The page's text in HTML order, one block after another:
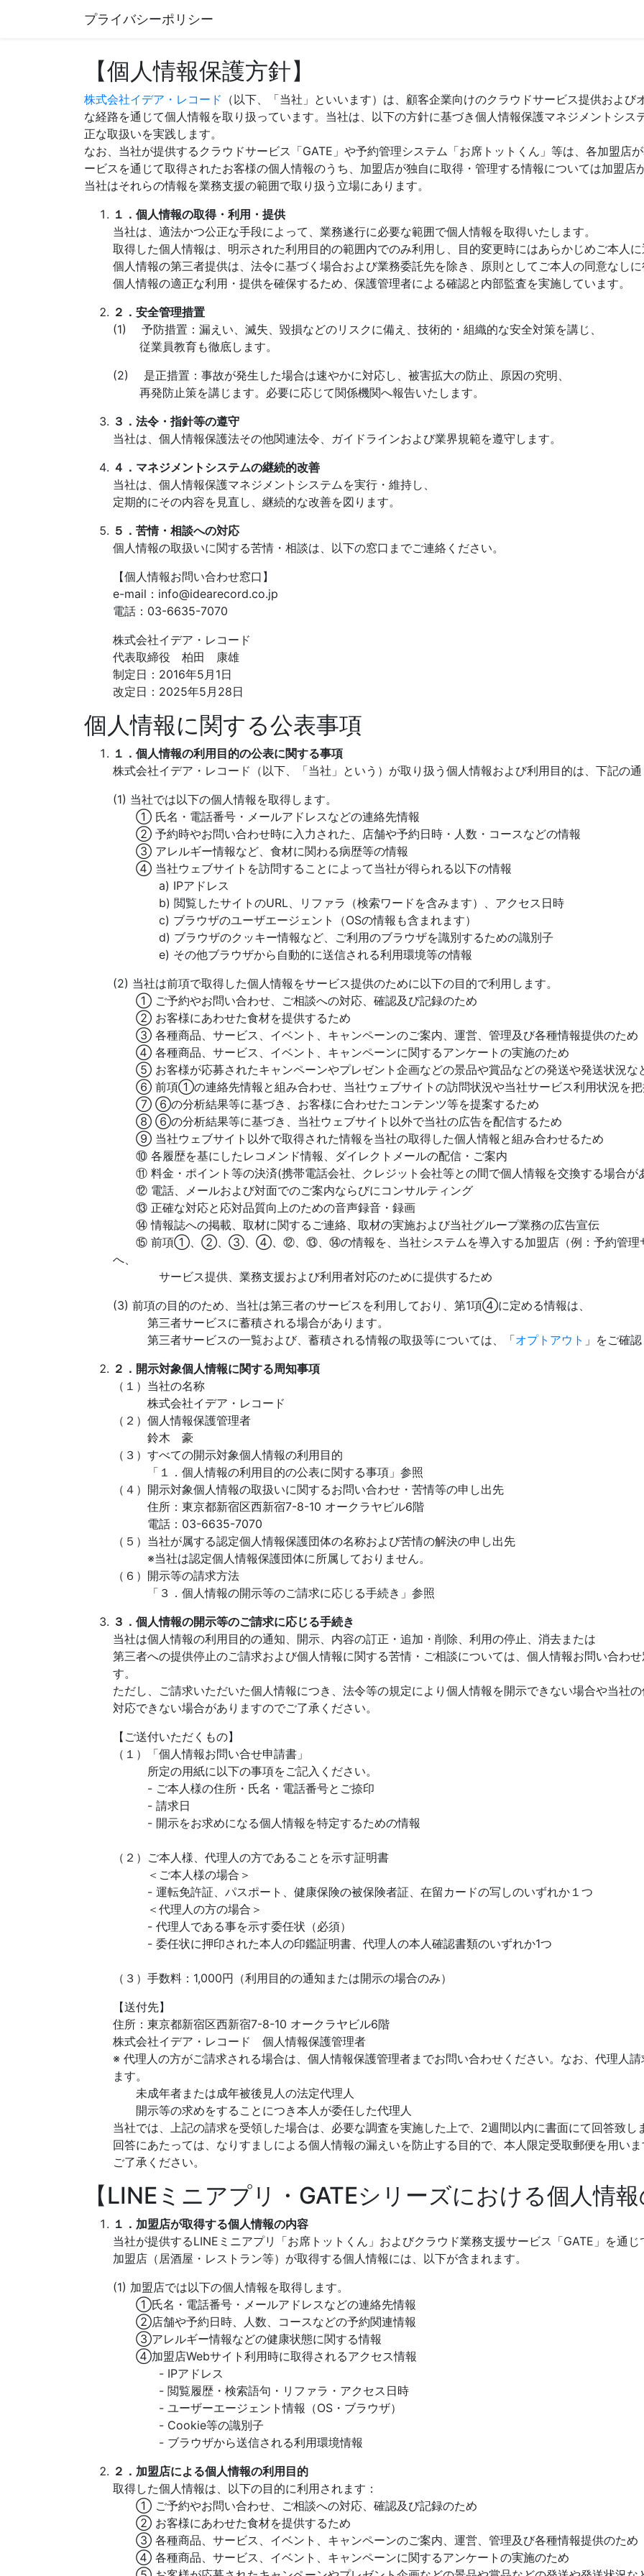
プライバシーポリシー
【個人情報保護方針】
株式会社イデア・レコード （以下、「当社」といいます）は、顧客企業向けのクラウドサービス提供およ
な経路を通じて個人情報を取り扱っています。当社は、以下の方針に基づき個人情報保護マネジメントシ
正な取扱いを実践します。
なお、当社が提供するクラウドサービス「GATE」や予約管理システム「お席トットくん」等は、各加盟店
ービスを通じて取得されたお客様の個人情報のうち、加盟店が独自に取得・管理する情報については加盟
当社はそれらの情報を業務支援の範囲で取り扱う立場にあります。
１．個人情報の取得・利用・提供
当社は、適法かつ公正な手段によって、業務遂行に必要な範囲で個人情報を取得いたします。
取得した個人情報は、明示された利用目的の範囲内でのみ利用し、目的変更時にはあらかじめご本人
個人情報の第三者提供は、法令に基づく場合および業務委託先を除き、原則としてご本人の同意なし
個人情報の適正な利用・提供を確保するため、保護管理者による確認と内部監査を実施しています。
２．安全管理措置
(1) 予防措置：漏えい、滅失、毀損などのリスクに備え、技術的・組織的な安全対策を講じ、
従業員教育も徹底します。
(2) 是正措置：事故が発生した場合は速やかに対応し、被害拡大の防止、原因の究明、
再発防止策を講じます。必要に応じて関係機関へ報告いたします。
３．法令・指針等の遵守
当社は、個人情報保護法その他関連法令、ガイドラインおよび業界規範を遵守します。
４．マネジメントシステムの継続的改善
当社は、個人情報保護マネジメントシステムを実行・維持し、
定期的にその内容を見直し、継続的な改善を図ります。
５．苦情・相談への対応
個人情報の取扱いに関する苦情・相談は、以下の窓口までご連絡ください。
【個人情報お問い合わせ窓口】
e-mail：info@idearecord.co.jp
電話：03-6635-7070
株式会社イデア・レコード
代表取締役 柏田 康雄
制定日：2016年5月1日
改定日：2025年5月28日
個人情報に関する公表事項
１．個人情報の利用目的の公表に関する事項
株式会社イデア・レコード（以下、「当社」という）が取り扱う個人情報および利用目的は、下記の
(1) 当社では以下の個人情報を取得します。
① 氏名・電話番号・メールアドレスなどの連絡先情報
② 予約時やお問い合わせ時に入力された、店舗や予約日時・人数・コースなどの情報
③ アレルギー情報など、食材に関わる病歴等の情報
④ 当社ウェブサイトを訪問することによって当社が得られる以下の情報
a) IPアドレス
b) 閲覧したサイトのURL、リファラ（検索ワードを含みます）、アクセス日時
c) ブラウザのユーザエージェント（OSの情報も含まれます）
d) ブラウザのクッキー情報など、ご利用のブラウザを識別するための識別子
e) その他ブラウザから自動的に送信される利用環境等の情報
(2) 当社は前項で取得した個人情報をサービス提供のために以下の目的で利用します。
① ご予約やお問い合わせ、ご相談への対応、確認及び記録のため
② お客様にあわせた食材を提供するため
③ 各種商品、サービス、イベント、キャンペーンのご案内、運営、管理及び各種情報提供のため
④ 各種商品、サービス、イベント、キャンペーンに関するアンケートの実施のため
⑤ お客様が応募されたキャンペーンやプレゼント企画などの景品や賞品などの発送や発送状況な
⑥ 前項①の連絡先情報と組み合わせ、当社ウェブサイトの訪問状況や当社サービス利用状況を把
⑦ ⑥の分析結果等に基づき、お客様に合わせたコンテンツ等を提案するため
⑧ ⑥の分析結果等に基づき、当社ウェブサイト以外で当社の広告を配信するため
⑨ 当社ウェブサイト以外で取得された情報を当社の取得した個人情報と組み合わせるため
⑩ 各履歴を基にしたレコメンド情報、ダイレクトメールの配信・ご案内
⑪ 料金・ポイント等の決済(携帯電話会社、クレジット会社等との間で個人情報を交換する場合が
⑫ 電話、メールおよび対面でのご案内ならびにコンサルティング
⑬ 正確な対応と応対品質向上のための音声録音・録画
⑭ 情報誌への掲載、取材に関するご連絡、取材の実施および当社グループ業務の広告宣伝
⑮ 前項①、②、③、④、⑫、⑬、⑭の情報を、当社システムを導入する加盟店（例：予約管理サ
へ、
サービス提供、業務支援および利用者対応のために提供するため
(3) 前項の目的のため、当社は第三者のサービスを利用しており、第1項④に定める情報は、
第三者サービスに蓄積される場合があります。
第三者サービスの一覧および、蓄積される情報の取扱等については、「オプトアウト 」をご確
２．開示対象個人情報に関する周知事項
（１）当社の名称
株式会社イデア・レコード
（２）個人情報保護管理者
鈴木 豪
（３）すべての開示対象個人情報の利用目的
「１．個人情報の利用目的の公表に関する事項」参照
（４）開示対象個人情報の取扱いに関するお問い合わせ・苦情等の申し出先
住所：東京都新宿区西新宿7-8-10 オークラヤビル6階
電話：03-6635-7070
（５）当社が属する認定個人情報保護団体の名称および苦情の解決の申し出先
※当社は認定個人情報保護団体に所属しておりません。
（６）開示等の請求方法
「３．個人情報の開示等のご請求に応じる手続き」参照
３．個人情報の開示等のご請求に応じる手続き
当社は個人情報の利用目的の通知、開示、内容の訂正・追加・削除、利用の停止、消去または
第三者への提供停止のご請求および個人情報に関する苦情・ご相談については、個人情報お問い合
す。
ただし、ご請求いただいた個人情報につき、法令等の規定により個人情報を開示できない場合や当社
対応できない場合がありますのでご了承ください。
【ご送付いただくもの】
（１）「個人情報お問い合せ申請書」
所定の用紙に以下の事項をご記入ください。
- ご本人様の住所・氏名・電話番号とご捺印
- 請求日
- 開示をお求めになる個人情報を特定するための情報
（２）ご本人様、代理人の方であることを示す証明書
＜ご本人様の場合＞
- 運転免許証、パスポート、健康保険の被保険者証、在留カードの写しのいずれか１つ
＜代理人の方の場合＞
- 代理人である事を示す委任状（必須）
- 委任状に押印された本人の印鑑証明書、代理人の本人確認書類のいずれか1つ
（３）手数料：1,000円（利用目的の通知または開示の場合のみ）
【送付先】
住所：東京都新宿区西新宿7-8-10 オークラヤビル6階
株式会社イデア・レコード 個人情報保護管理者
※ 代理人の方がご請求される場合は、個人情報保護管理者までお問い合わせください。なお、代理人
ます。
未成年者または成年被後見人の法定代理人
開示等の求めをすることにつき本人が委任した代理人
当社では、上記の請求を受領した場合は、必要な調査を実施した上で、2週間以内に書面にて回答致し
回答にあたっては、なりすましによる個人情報の漏えいを防止する目的で、本人限定受取郵便を用い
ご了承ください。
【LINEミニアプリ・GATEシリーズにおける個人情
１．加盟店が取得する個人情報の内容
当社が提供するLINEミニアプリ「お席トットくん」およびクラウド業務支援サービス「GATE」を通じ
加盟店（居酒屋・レストラン等）が取得する個人情報には、以下が含まれます。
(1) 加盟店では以下の個人情報を取得します。
①氏名・電話番号・メールアドレスなどの連絡先情報
②店舗や予約日時、人数、コースなどの予約関連情報
③アレルギー情報などの健康状態に関する情報
④加盟店Webサイト利用時に取得されるアクセス情報
- IPアドレス
- 閲覧履歴・検索語句・リファラ・アクセス日時
- ユーザーエージェント情報（OS・ブラウザ）
- Cookie等の識別子
- ブラウザから送信される利用環境情報
２．加盟店による個人情報の利用目的
取得した個人情報は、以下の目的に利用されます：
① ご予約やお問い合わせ、ご相談への対応、確認及び記録のため
② お客様にあわせた食材を提供するため
③ 各種商品、サービス、イベント、キャンペーンのご案内、運営、管理及び各種情報提供のため
④ 各種商品、サービス、イベント、キャンペーンに関するアンケートの実施のため